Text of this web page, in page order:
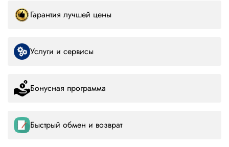
Гарантия лучшей цены
Услуги и сервисы
Бонусная программа
Быстрый обмен и возврат